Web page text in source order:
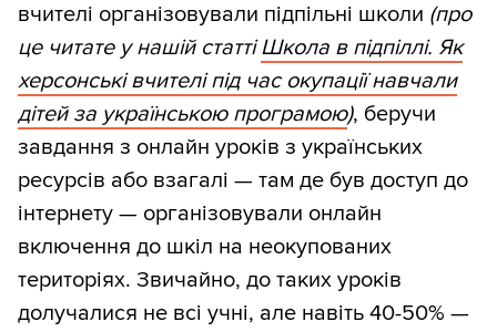
вчителі організовували підпільні школи (про
це читате у нашій статті Школа в підпіллі. Як
херсонські вчителі під час окупації навчали
дітей за українською програмою), беручи
завдання з онлайн уроків з українських
ресурсів або взагалі — там де був доступ до
інтернету — організовували онлайн
включення до шкіл на неокупованих
територіях. Звичайно, до таких уроків
долучалися не всі учні, але навіть 40-50% —